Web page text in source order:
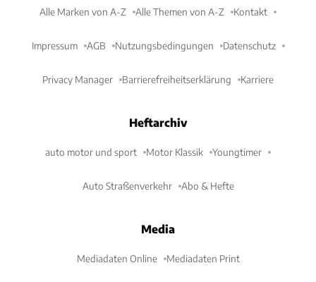
Alle Marken von A-Z Alle Themen von A-Z Kontakt
Impressum AGB Nutzungsbedingungen Datenschutz
Privacy Manager Barrierefreiheitserklärung Karriere
Heftarchiv
auto motor und sport Motor Klassik Youngtimer
Auto Straßenverkehr Abo & Hefte
Media
Mediadaten Online Mediadaten Print